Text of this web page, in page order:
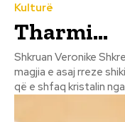
Kulturë
Tharmi…
Shkruan Veronike Shkreli Pepushaj
magjia e asaj rreze
që e shfaq kristalin